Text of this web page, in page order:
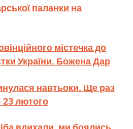
паланки на
містечка до
України. Божена Дар
навтьоки. Ще раз
23 лютого